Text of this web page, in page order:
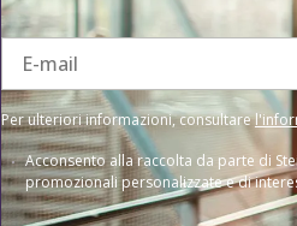
E-mail
Per ulteriori informazioni, consultare
Acconsento alla raccolta da parte di
promozionali personalizzate e di